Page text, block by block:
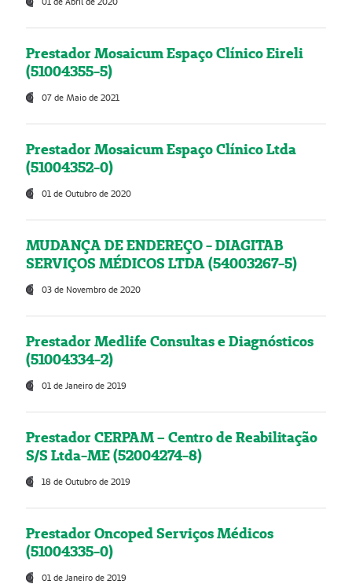
Prestador Mosaicum Espaço Clínico Eireli
(51004355-5)
07 de Maio de 2021
Prestador Mosaicum Espaço Clínico Ltda
(51004352-0)
01 de Outubro de 2020
MUDANÇA DE ENDEREÇO - DIAGITAB
SERVIÇOS MÉDICOS LTDA (54003267-5)
03 de Novembro de 2020
Prestador Medlife Consultas e Diagnósticos
(51004334-2)
01 de Janeiro de 2019
Prestador CERPAM – Centro de Reabilitação
S/S Ltda-ME (52004274-8)
18 de Outubro de 2019
Prestador Oncoped Serviços Médicos
(51004335-0)
01 de Janeiro de 2019